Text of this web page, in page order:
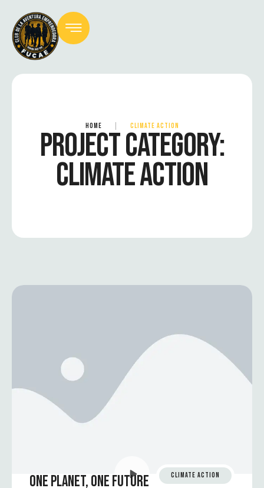
HOME CLIMATE ACTION
PROJECT CATEGORY:
CLIMATE ACTION
CLIMATE ACTION
ONE PLANET, ONE FUTURE